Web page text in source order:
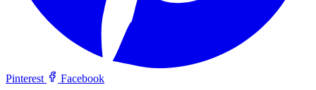
Pinterest Facebook